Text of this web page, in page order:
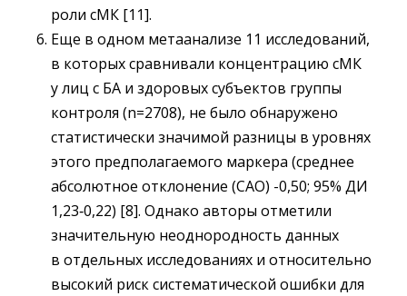
роли сМК [11].
Еще в одном метаанализе 11 исследований,
в которых сравнивали концентрацию сМК
у лиц с БА и здоровых субъектов группы
контроля (n=2708), не было обнаружено
статистически значимой разницы в уровнях
этого предполагаемого маркера (среднее
абсолютное отклонение (САО) -0,50; 95% ДИ
1,23‑0,22) [8]. Однако авторы отметили
значительную неоднородность данных
в отдельных исследованиях и относительно
высокий риск систематической ошибки для